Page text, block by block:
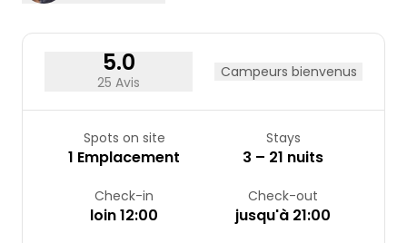
5.0
25 Avis
Campeurs bienvenus
Spots on site
1 Emplacement
Stays
3 – 21 nuits
Check-in
loin 12:00
Check-out
jusqu'à 21:00